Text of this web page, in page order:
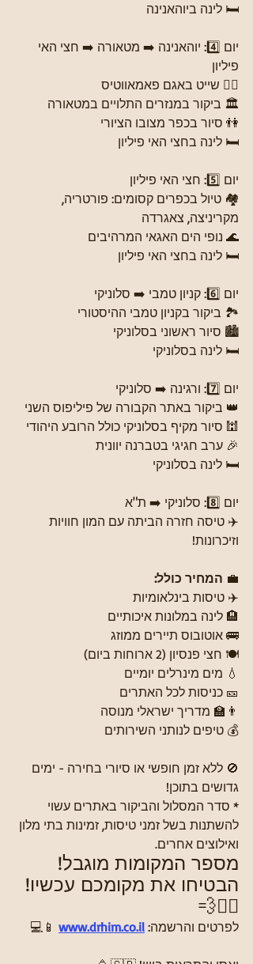
🛏️ לינה ביוהאנינה
יום 4️⃣: יוהאנינה ➡️ מטאורה ➡️ חצי האי
פיליון
🚣‍♀️ שייט באגם פאמאווטיס
🏛️ ביקור במנזרים התלויים במטאורה
👫 סיור בכפר מצובו הציורי
🛏️ לינה בחצי האי פיליון
יום 5️⃣: חצי האי פיליון
🏘️ טיול בכפרים קסומים: פורטריה,
מקריניצה, צאגרדה
🌊 נופי הים האגאי המרהיבים
🛏️ לינה בחצי האי פיליון
יום 6️⃣: קניון טמבי ➡️ סלוניקי
🏞️ ביקור בקניון טמבי ההיסטורי
🏙️ סיור ראשוני בסלוניקי
🛏️ לינה בסלוניקי
יום 7️⃣: ורגינה ➡️ סלוניקי
👑 ביקור באתר הקבורה של פיליפוס השני
🕍 סיור מקיף בסלוניקי כולל הרובע היהודי
🎉 ערב חגיגי בטברנה יוונית
🛏️ לינה בסלוניקי
יום 8️⃣: סלוניקי ➡️ ת"א
✈️ טיסה חזרה הביתה עם המון חוויות
וזיכרונות!
💼 המחיר כולל:
✈️ טיסות בינלאומיות
🏨 לינה במלונות איכותיים
🚌 אוטובוס תיירים ממוזג
🍽️ חצי פנסיון (2 ארוחות ביום)
💧 מים מינרלים יומיים
🎫 כניסות לכל האתרים
👨‍🏫 מדריך ישראלי מנוסה
💰 טיפים לנותני השירותים
🚫 ללא זמן חופשי או סיורי בחירה - ימים
גדושים בתוכן!
* סדר המסלול והביקור באתרים עשוי
להשתנות בשל זמני טיסות, זמינות בתי מלון
ואילוצים אחרים.
מספר המקומות מוגבל!
הבטיחו את מקומכם עכשיו!
🏃‍♂️💨
לפרטים והרשמה: www.drhim.co.il
📱💻